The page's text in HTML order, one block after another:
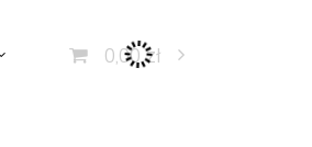
0,00 zł